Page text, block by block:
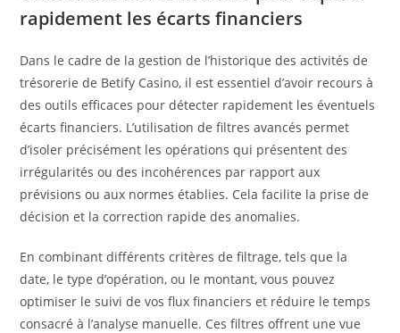
rapidement les écarts financiers
Dans le cadre de la gestion de l’historique des activités de
trésorerie de Betify Casino, il est essentiel d’avoir recours à
des outils efficaces pour détecter rapidement les éventuels
écarts financiers. L’utilisation de filtres avancés permet
d’isoler précisément les opérations qui présentent des
irrégularités ou des incohérences par rapport aux
prévisions ou aux normes établies. Cela facilite la prise de
décision et la correction rapide des anomalies.
En combinant différents critères de filtrage, tels que la
date, le type d’opération, ou le montant, vous pouvez
optimiser le suivi de vos flux financiers et réduire le temps
consacré à l’analyse manuelle. Ces filtres offrent une vue